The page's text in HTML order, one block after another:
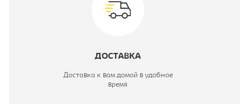
ДОСТАВКА
Доставка к вам домой в удобное
время